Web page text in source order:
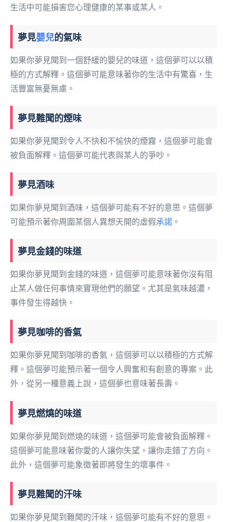
生活中可能損害您心理健康的某事或某人。
夢見嬰兒的氣味
如果你夢見聞到一個舒緩的嬰兒的味道，這個夢可以以積
極的方式解釋。這個夢可能意味著你的生活中有驚喜，生
活豐富無憂無慮。
夢見難聞的煙味
如果你夢見聞到令人不快和不愉快的煙霧，這個夢可能會
被負面解釋。這個夢可能代表與某人的爭吵。
夢見酒味
如果你夢見聞到酒味，這個夢可能有不好的意思。這個夢
可能預示著你周圍某個人異想天開的虛假承諾 。
夢見金錢的味道
如果你夢見聞到金錢的味道，這個夢可能意味著你沒有阻
止某人做任何事情來實現他們的願望。尤其是氣味越濃，
事件發生得越快。
夢見咖啡的香氣
如果你夢見聞到咖啡的香氣，這個夢可以以積極的方式解
釋。這個夢可能預示著一個令人興奮和有創意的專案。此
外，從另一種意義上說，這個夢也意味著長壽。
夢見燃燒的味道
如果你夢見聞到燃燒的味道，這個夢可能會被負面解釋。
這個夢可能意味著你愛的人讓你失望，讓你走錯了方向。
此外，這個夢可能象徵著即將發生的壞事件。
夢見難聞的汗味
如果你夢見聞到難聞的汗味，這個夢可能有不好的意思。